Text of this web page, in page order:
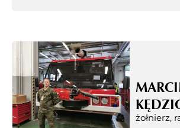
żołnierz,